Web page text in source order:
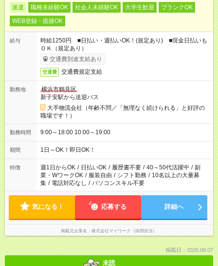
派遣 職種未経験OK 社会人未経験OK 大学生歓迎
ブランクOK
WEB登録・面接OK
給与
時給1250円 ■日払い・週払いOK！(規定あり) ■現金日払いも
ＯＫ（規定あり）
交通費別途支給あり
交通費 交通費規定支給
勤務地
横浜市鶴見区
新子安駅から送迎バス
大手物流会社（年齢不問／「無理なく続けられる」と好評の
職場です！）
勤務時間 9:00～18:00 10:00～19:00
期間 1日～OK！即日OK！
特徴 週1日からOK / 日払いOK / 履歴書不要 / 40～50代活躍中 / 副
業・WワークOK / 服装自由 / シフト勤務 / 10名以上の大量募
集 / 電話対応なし / パソコンスキル不要
気になる！ 応募する 詳細へ
掲載元企業名 株式会社マイワーク（採用担当）
掲載日：2026.08.07
未読